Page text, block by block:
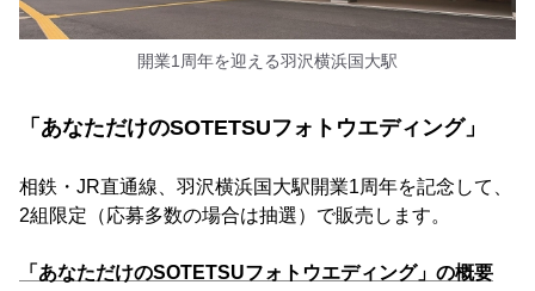
開業1周年を迎える羽沢横浜国大駅
「あなただけのSOTETSUフォトウエディング」
相鉄・JR直通線、羽沢横浜国大駅開業1周年を記念して、
2組限定（応募多数の場合は抽選）で販売します。
「あなただけのSOTETSUフォトウエディング」の概要